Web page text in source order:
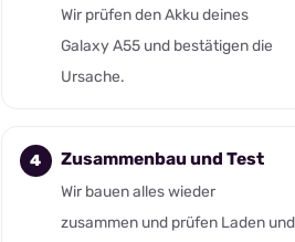
Wir prüfen den Akku deines
Galaxy A55 und bestätigen die
Ursache.
Zusammenbau und Test
Wir bauen alles wieder
zusammen und prüfen Laden und